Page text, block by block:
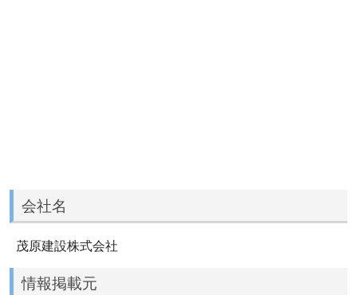
会社名
茂原建設株式会社
情報掲載元